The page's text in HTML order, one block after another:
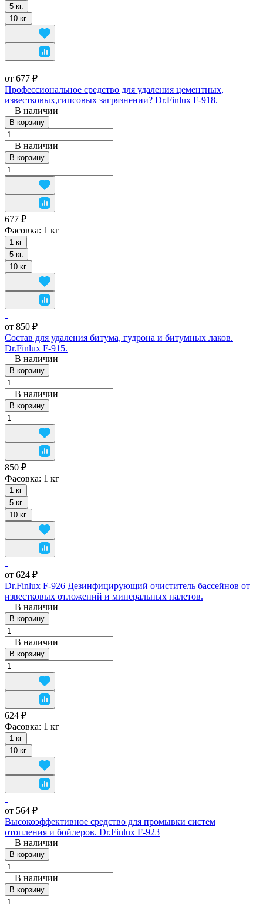
5 кг.
10 кг.
от 677 ₽
Профессиональное средство для удаления цементных,
известковых,гипсовых загрязнении? Dr.Finlux F-918.
В наличии
В корзину
В наличии
В корзину
677 ₽
Фасовка: 1 кг
1 кг
5 кг.
10 кг.
от 850 ₽
Состав для удаления битума, гудрона и битумных лаков.
Dr.Finlux F-915.
В наличии
В корзину
В наличии
В корзину
850 ₽
Фасовка: 1 кг
1 кг
5 кг.
10 кг.
от 624 ₽
Dr.Finlux F-926 Дезинфицирующий очиститель бассейнов от
известковых отложений и минеральных налетов.
В наличии
В корзину
В наличии
В корзину
624 ₽
Фасовка: 1 кг
1 кг
10 кг.
от 564 ₽
Высокоэффективное средство для промывки систем
отопления и бойлеров. Dr.Finlux F-923
В наличии
В корзину
В наличии
В корзину